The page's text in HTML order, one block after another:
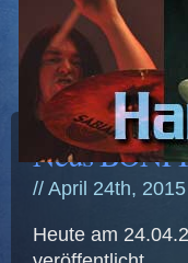
Neus
// April 24th,
Heute am